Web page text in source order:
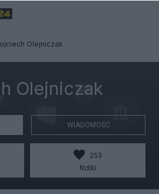
Olejniczak
Olejniczak
WIADOMOŚĆ
253
Notki